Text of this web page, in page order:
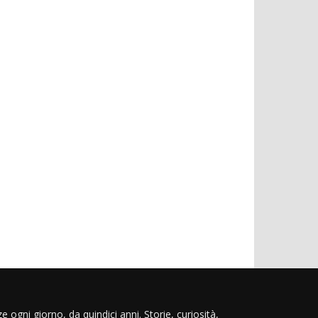
ogni giorno, da quindici anni. Storie, curiosità,